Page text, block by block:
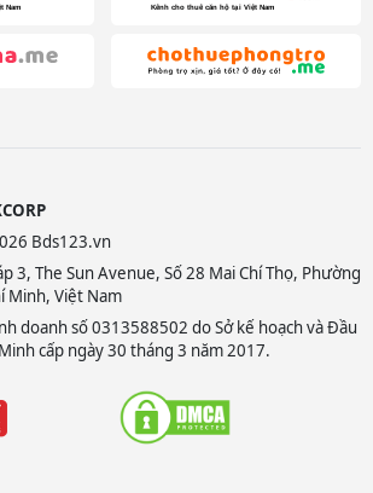
Bds123.vn
3, The Sun Avenue, Số 28 Mai Chí Thọ, Phường
Minh, Việt Nam
doanh số 0313588502 do Sở kế hoạch và Đầu
cấp ngày 30 tháng 3 năm 2017.